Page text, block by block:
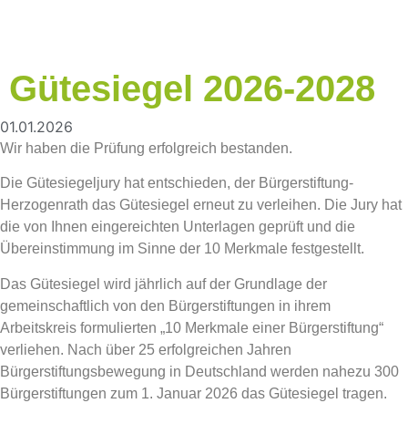
Gütesiegel 2026-2028
01.01.2026
Wir haben die Prüfung erfolgreich bestanden.
Die Gütesiegeljury hat entschieden, der Bürgerstiftung-
Herzogenrath das Gütesiegel erneut zu verleihen. Die Jury hat
die von Ihnen eingereichten Unterlagen geprüft und die
Übereinstimmung im Sinne der 10 Merkmale festgestellt.
Das Gütesiegel wird jährlich auf der Grundlage der
gemeinschaftlich von den Bürgerstiftungen in ihrem
Arbeitskreis formulierten „10 Merkmale einer Bürgerstiftung“
verliehen. Nach über 25 erfolgreichen Jahren
Bürgerstiftungsbewegung in Deutschland werden nahezu 300
Bürgerstiftungen zum 1. Januar 2026 das Gütesiegel tragen.